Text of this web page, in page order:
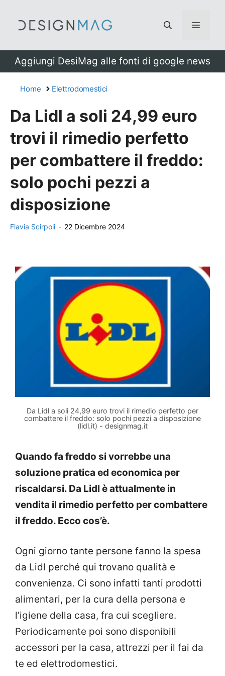
Menu
Aggiungi DesiMag alle fonti di google news
Home Elettrodomestici
Da Lidl a soli 24,99 euro
trovi il rimedio perfetto
per combattere il freddo:
solo pochi pezzi a
disposizione
Flavia Scirpoli - 22 Dicembre 2024
Da Lidl a soli 24,99 euro trovi il rimedio perfetto per
combattere il freddo: solo pochi pezzi a disposizione
(lidl.it) - designmag.it
Quando fa freddo si vorrebbe una
soluzione pratica ed economica per
riscaldarsi. Da Lidl è attualmente in
vendita il rimedio perfetto per combattere
il freddo. Ecco cos’è.
Ogni giorno tante persone fanno la spesa
da Lidl perché qui trovano qualità e
convenienza. Ci sono infatti tanti prodotti
alimentari, per la cura della persona e
l’igiene della casa, fra cui scegliere.
Periodicamente poi sono disponibili
accessori per la casa, attrezzi per il fai da
te ed elettrodomestici.